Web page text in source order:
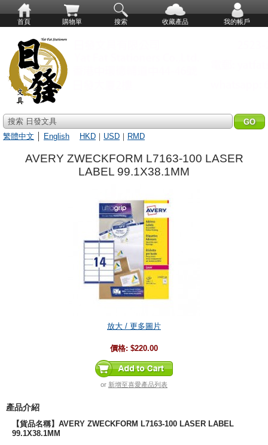
首頁 購物單 搜索 收藏產品 我的帳戶
搜索 日發文具
繁體中文
English HKD ｜ USD ｜ RMD
AVERY ZWECKFORM L7163-100 LASER
LABEL 99.1X38.1MM
放大 / 更多圖片
價格: $220.00
or 新增至喜愛產品列表
產品介紹
【貨品名稱】AVERY ZWECKFORM L7163-100 LASER LABEL
99.1X38.1MM